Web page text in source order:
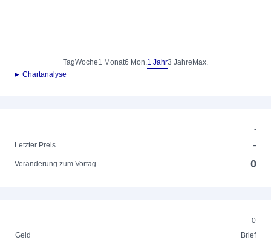
TagWoche1 Monat6 Mon.1 Jahr3 Jahre Max.
► Chartanalyse
-
Letzter Preis
-
Veränderung zum Vortag 0
0
Geld
Brief